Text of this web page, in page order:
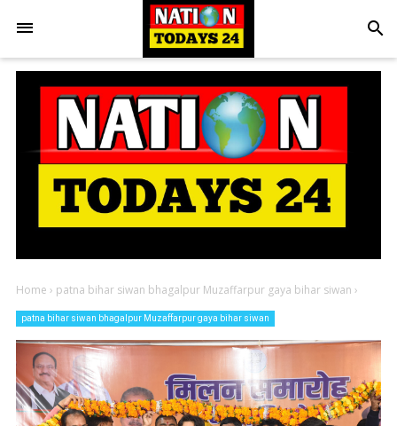
search
Home › patna bihar siwan bhagalpur Muzaffarpur gaya bihar siwan ›
patna bihar siwan bhagalpur Muzaffarpur gaya bihar siwan